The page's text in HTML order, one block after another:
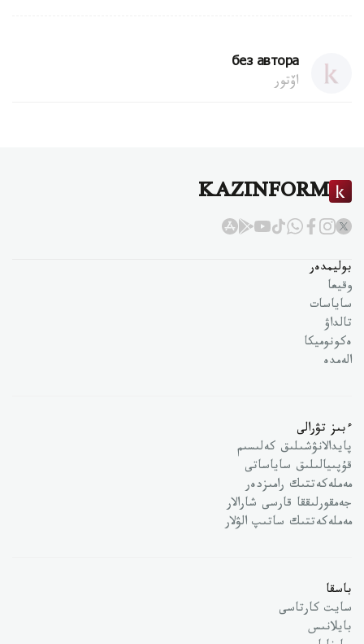
без автора
اۆتور
KAZINFORM
بوليمدەر
وقيعا
ساياسات
تالداۋ
ەكونوميكا
الەمدە
ءبىز تۋرالى
پايدالانۋشىلىق كەلىسىم
قۇپىيالىلىق ساياساتى
مەملەكەتتىك رامىزدەر
جەمقورلىققا قارسى شارالار
مەملەكەتتىك ساتىپ الۋلار
باسقا
سايت كارتاسى
بايلانىس